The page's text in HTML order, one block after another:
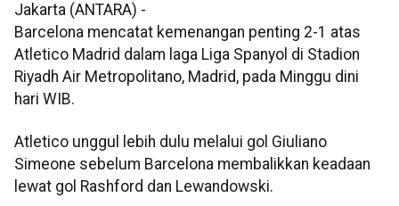
Jakarta (ANTARA) -
Barcelona mencatat kemenangan penting 2-1 atas
Atletico Madrid dalam laga Liga Spanyol di Stadion
Riyadh Air Metropolitano, Madrid, pada Minggu dini
hari WIB.
Atletico unggul lebih dulu melalui gol Giuliano
Simeone sebelum Barcelona membalikkan keadaan
lewat gol Rashford dan Lewandowski.